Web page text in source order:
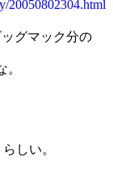
20050802304.html
グマック分の
しい。